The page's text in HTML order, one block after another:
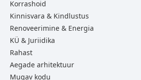
Korrashoid
Kinnisvara & Kindlustus
Renoveerimine & Energia
KÜ & Juriidika
Rahast
Aegade arhitektuur
Mugav kodu